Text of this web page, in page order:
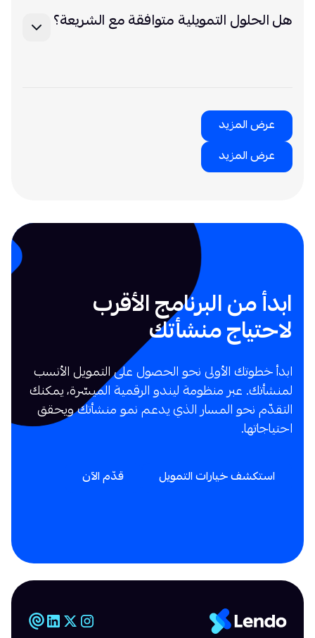
هل الحلول التمويلية متوافقة مع الشريعة؟
عرض المزيد
عرض المزيد
ابدأ من البرنامج الأقرب
لاحتياج منشأتك
ابدأ خطوتك الأولى نحو الحصول على التمويل الأنسب
لمنشأتك. عبر منظومة ليندو الرقمية الميسّرة، يمكنك
التقدّم نحو المسار الذي يدعم نمو منشأتك ويحقق
احتياجاتها.
استكشف خيارات التمويل قدّم الآن